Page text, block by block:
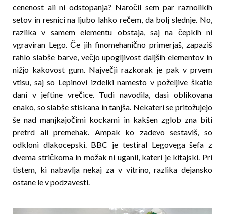
cenenost ali ni odstopanja? Naročil sem par raznolikih
setov in resnici na ljubo lahko rečem, da bolj slednje. No,
razlika v samem elementu obstaja, saj na čepkih ni
vgraviran Lego. Če jih finomehanično primerjaš, zapaziš
rahlo slabše barve, večjo upogljivost daljših elementov in
nižjo kakovost gum. Največji razkorak je pak v prvem
vtisu, saj so Lepinovi izdelki namesto v poželjive škatle
dani v jeftine vrečice. Tudi navodila, dasi oblikovana
enako, so slabše stiskana in tanjša. Nekateri se pritožujejo
še nad manjkajočimi kockami in kakšen zglob zna biti
pretrd ali premehak. Ampak ko zadevo sestaviš, so
odkloni dlakocepski. BBC je testiral Legovega šefa z
dvema stričkoma in možak ni uganil, kateri je kitajski. Pri
tistem, ki nabavlja nekaj za v vitrino, raz­lika dejansko
ostane le v podzavesti.